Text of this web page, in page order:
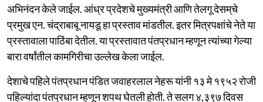
अभिनंदन केले जाईल. आंध्र प्रदेशचे मुख्यमंत्री आणि तेलगू देसम‌्चे
प्रमुख एन. चंद्राबाबू नायडू हा प्रस्ताव मांडतील. इतर मित्रपक्षांचे नेते या
प्रस्तावाला पाठिंबा देतील. या प्रस्तावात पंतप्रधान म्हणून त्यांच्या गेल्या
बारा वर्षांतील कामगिरीचा उल्लेख केला जाईल.
देशाचे पहिले पंतप्रधान पंडित जवाहरलाल नेहरू यांनी १३ मे १९५२ रोजी
पहिल्यांदा पंतप्रधान म्हणून शपथ घेतली होती. ते सलग ४,३९७ दिवस